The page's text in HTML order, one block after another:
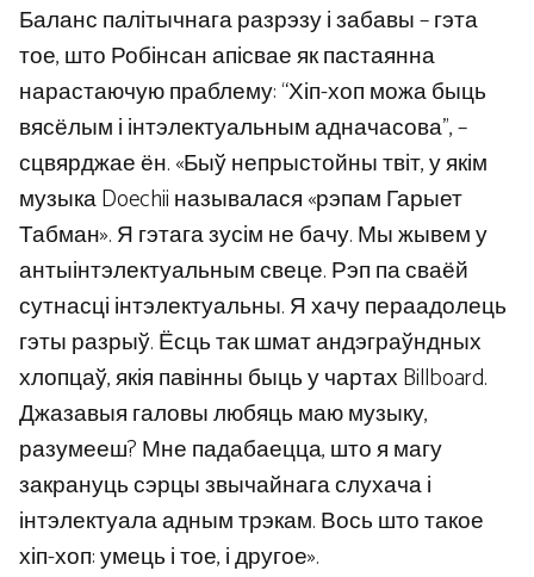
Баланс палітычнага разрэзу і забавы – гэта
тое, што Робінсан апісвае як пастаянна
нарастаючую праблему: “Хіп-хоп можа быць
вясёлым і інтэлектуальным адначасова”, –
сцвярджае ён. «Быў непрыстойны твіт, у якім
музыка Doechii называлася «рэпам Гарыет
Табман». Я гэтага зусім не бачу. Мы жывем у
антыінтэлектуальным свеце. Рэп па сваёй
сутнасці інтэлектуальны. Я хачу пераадолець
гэты разрыў. Ёсць так шмат андэграўндных
хлопцаў, якія павінны быць у чартах Billboard.
Джазавыя галовы любяць маю музыку,
разумееш? Мне падабаецца, што я магу
закрануць сэрцы звычайнага слухача і
інтэлектуала адным трэкам. Вось што такое
хіп-хоп: умець і тое, і другое».